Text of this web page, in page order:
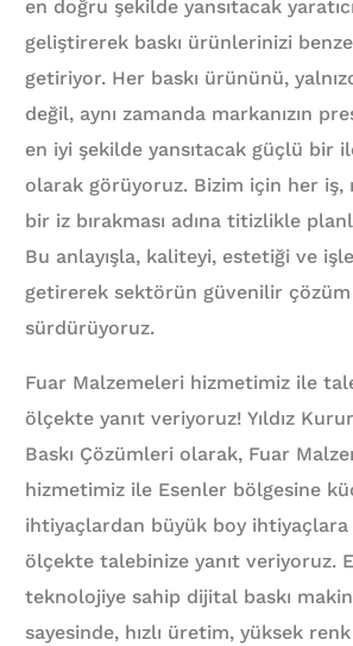
en doğru şekilde yansıtacak
geliştirerek baskı ürünlerinizi
getiriyor. Her baskı ürününü,
değil, aynı zamanda markanızın
en iyi şekilde yansıtacak güçlü bir
olarak görüyoruz. Bizim için her iş,
bir iz bırakması adına titizlikle
Bu anlayışla, kaliteyi, estetiği ve
getirerek sektörün güvenilir çözüm
sürdürüyoruz.
Fuar Malzemeleri hizmetimiz ile
ölçekte yanıt veriyoruz! Yıldız
Baskı Çözümleri olarak, Fuar
hizmetimiz ile Esenler bölgesine
ihtiyaçlardan büyük boy
ölçekte talebinize yanıt veriyoruz.
teknolojiye sahip dijital baskı
sayesinde, hızlı üretim, yüksek